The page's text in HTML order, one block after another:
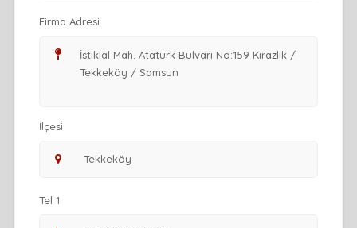
Firma Adresi
İlçesi
Tel 1